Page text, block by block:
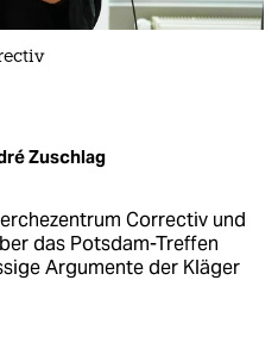
Zuschlag
Correctiv und
das Potsdam-Treffen
Argumente der Kläger